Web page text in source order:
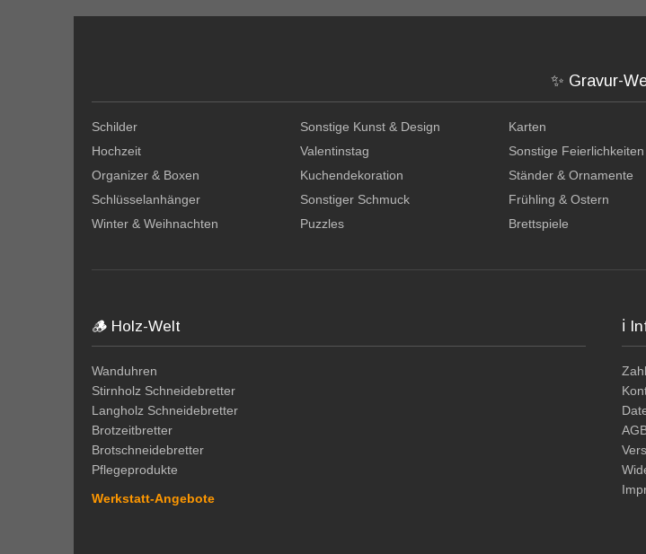
✨ Gravur-
Schilder Sonstige Kunst & Design Karten
Hochzeit
Valentinstag Sonstige Feierlichkeiten
Organizer & Boxen
Kuchendekoration Ständer & Ornamente
Schlüsselanhänger
Sonstiger Schmuck Frühling & Ostern
Winter & Weihnachten
Puzzles Brettspiele
🪵 Holz-Welt
Wanduhren
Stirnholz Schneidebretter
Langholz Schneidebretter
Brotzeitbretter
Brotschneidebretter
Pflegeprodukte
Werkstatt-Angebote
ℹ️